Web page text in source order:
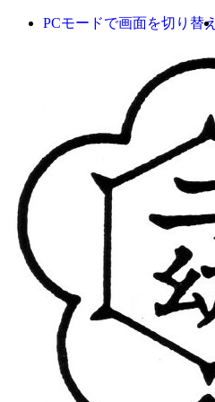
PCモードで画面を切り替え